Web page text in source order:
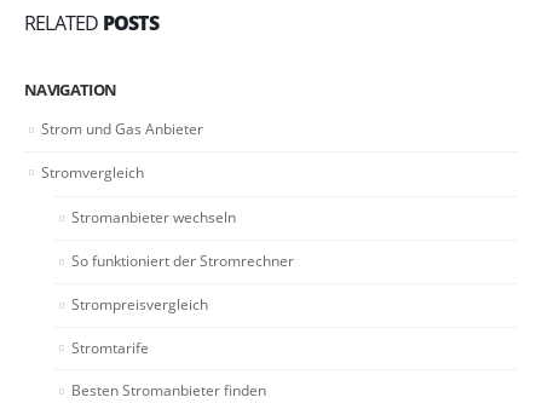
RELATED POSTS
NAVIGATION
Strom und Gas Anbieter
Stromvergleich
Stromanbieter wechseln
So funktioniert der Stromrechner
Strompreisvergleich
Stromtarife
Besten Stromanbieter finden